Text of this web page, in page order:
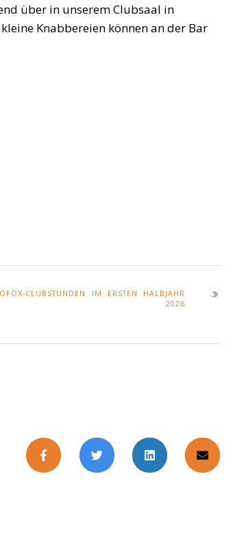
über in unserem Clubsaal in
Knabbereien können an der Bar
CLUBSTUNDEN IM ERSTEN HALBJAHR
2026